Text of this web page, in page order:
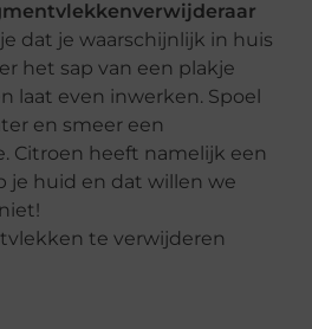
dat je waarschijnlijk in huis
het sap van een plakje
laat even inwerken. Spoel
en smeer een
Citroen heeft namelijk een
je huid en dat willen we